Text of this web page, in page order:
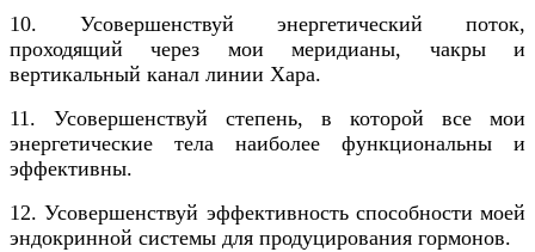
10. Усовершенствуй энергетический поток,
проходящий через мои меридианы, чакры и
вертикальный канал линии Хара.
11. Усовершенствуй степень, в которой все мои
энергетические тела наиболее функциональны и
эффективны.
12. Усовершенствуй эффективность способности моей
эндокринной системы для продуцирования гормонов.